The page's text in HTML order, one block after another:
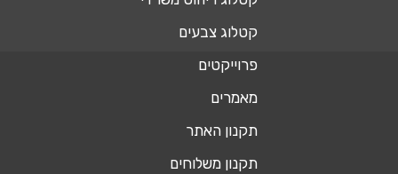
קטלוג צבעים
פרוייקטים
מאמרים
תקנון האתר
תקנון משלוחים